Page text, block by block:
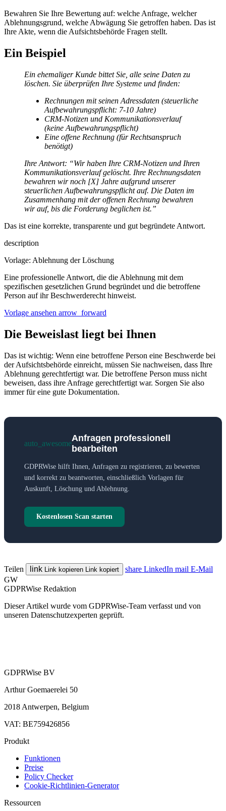
Bewahren Sie Ihre Bewertung auf: welche Anfrage, welcher
Ablehnungsgrund, welche Abwägung Sie getroffen haben. Das ist
Ihre Akte, wenn die Aufsichtsbehörde Fragen stellt.
Ein Beispiel
Ein ehemaliger Kunde bittet Sie, alle seine Daten zu
löschen. Sie überprüfen Ihre Systeme und finden:
Rechnungen mit seinen Adressdaten (steuerliche
Aufbewahrungspflicht: 7-10 Jahre)
CRM-Notizen und Kommunikationsverlauf
(keine Aufbewahrungspflicht)
Eine offene Rechnung (für Rechtsanspruch
benötigt)
Ihre Antwort: “Wir haben Ihre CRM-Notizen und Ihren
Kommunikationsverlauf gelöscht. Ihre Rechnungsdaten
bewahren wir noch [X] Jahre aufgrund unserer
steuerlichen Aufbewahrungspflicht auf. Die Daten im
Zusammenhang mit der offenen Rechnung bewahren
wir auf, bis die Forderung beglichen ist.”
Das ist eine korrekte, transparente und gut begründete Antwort.
description
Vorlage: Ablehnung der Löschung
Eine professionelle Antwort, die die Ablehnung mit dem
spezifischen gesetzlichen Grund begründet und die betroffene
Person auf ihr Beschwerderecht hinweist.
Vorlage ansehen arrow_forward
Die Beweislast liegt bei Ihnen
Das ist wichtig: Wenn eine betroffene Person eine Beschwerde bei
der Aufsichtsbehörde einreicht, müssen Sie nachweisen, dass Ihre
Ablehnung gerechtfertigt war. Die betroffene Person muss nicht
beweisen, dass ihre Anfrage gerechtfertigt war. Sorgen Sie also
immer für eine gute Dokumentation.
auto_awesome
Anfragen professionell
bearbeiten
GDPRWise hilft Ihnen, Anfragen zu registrieren, zu bewerten
und korrekt zu beantworten, einschließlich Vorlagen für
Auskunft, Löschung und Ablehnung.
Kostenlosen Scan starten
Teilen link Link kopieren Link kopiert share LinkedIn mail E-Mail
GW
GDPRWise Redaktion
Dieser Artikel wurde vom GDPRWise-Team verfasst und von
unseren Datenschutzexperten geprüft.
GDPRWise BV
Arthur Goemaerelei 50
2018 Antwerpen, Belgium
VAT: BE759426856
Produkt
Funktionen
Preise
Policy Checker
Cookie-Richtlinien-Generator
Ressourcen